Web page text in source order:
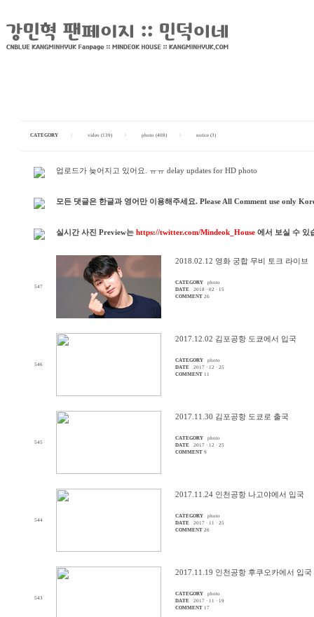
CATEGORY video (139) photo (408) notice (3)
업로드가 늦어지고 있어요. ㅠㅠ delay updates for HD photo
모든 댓글은 한글과 영어만 이용해주세요. Please All Comment use only
실시간 사진 Preview는 https://twitter.com/Mindeok_House 에서 보실 수 있
547
2018.02.12 영화 궁합 무비 토크 라이브
CATEGORY photo
DATE
2018 · 02 · 15
COMMENT 26
546
2017.12.02 김포공항 도쿄에서 입국
CATEGORY photo
DATE
2017 · 12 · 25
COMMENT 11
545
2017.11.30 김포공항 도쿄로 출국
CATEGORY photo
DATE
2017 · 12 · 25
COMMENT 9
544
2017.11.24 인천공항 나고야에서 입국
CATEGORY photo
DATE
2017 · 11 · 25
COMMENT 26
543
2017.11.19 인천공항 후쿠오카에서 입국
CATEGORY photo
DATE
2017 · 11 · 19
COMMENT 17